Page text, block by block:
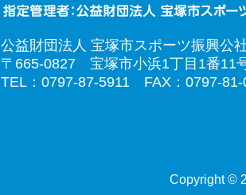
公益財団法人 宝塚市スポーツ振興公
〒665-0827 宝塚市小浜1丁目1番11
TEL：0797-87-5911 FAX：0797-81-
Copyright ©